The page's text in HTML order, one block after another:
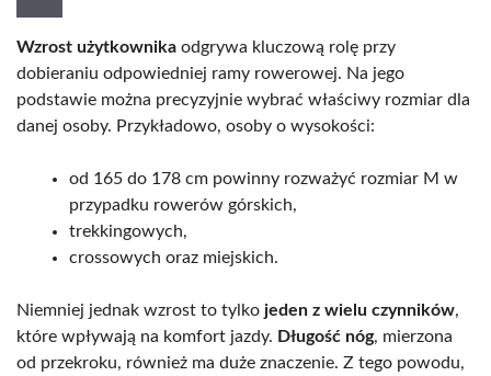
Wzrost użytkownika odgrywa kluczową rolę przy
dobieraniu odpowiedniej ramy rowerowej. Na jego
podstawie można precyzyjnie wybrać właściwy rozmiar dla
danej osoby. Przykładowo, osoby o wysokości:
od 165 do 178 cm powinny rozważyć rozmiar M w
przypadku rowerów górskich,
trekkingowych,
crossowych oraz miejskich.
Niemniej jednak wzrost to tylko jeden z wielu czynników,
które wpływają na komfort jazdy. Długość nóg, mierzona
od przekroku, również ma duże znaczenie. Z tego powodu,